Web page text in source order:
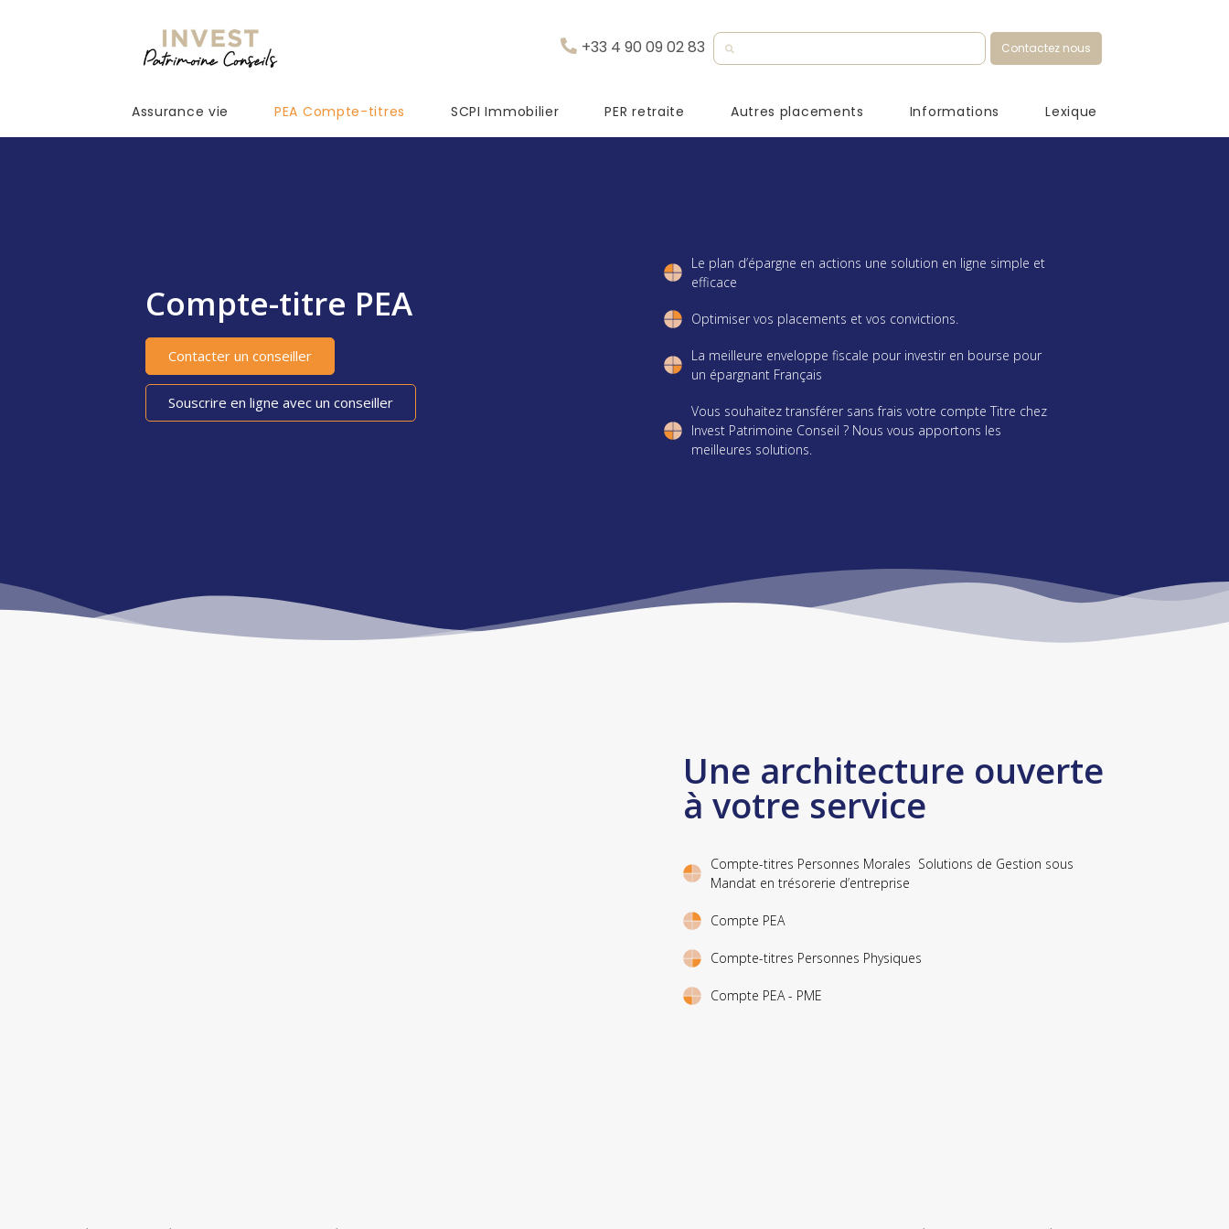
+33 4 90 09 02 83 Contactez nous
Assurance vie PEA Compte-titres SCPI Immobilier PER retraite Autres placements Informations Lexique
Compte-titre PEA
Contacter un conseiller
Souscrire en ligne avec un conseiller
Le plan d’épargne en actions une solution en ligne simple et
efficace
Optimiser vos placements et vos convictions.
La meilleure enveloppe fiscale pour investir en bourse pour
un épargnant Français
Vous souhaitez transférer sans frais votre compte Titre chez
Invest Patrimoine Conseil ? Nous vous apportons les
meilleures solutions.
Une architecture ouverte
à votre service
Compte-titres Personnes Morales Solutions de Gestion sous
Mandat en trésorerie d’entreprise
Compte PEA
Compte-titres Personnes Physiques
Compte PEA - PME